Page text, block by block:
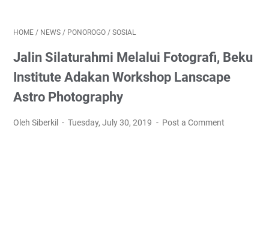
HOME / NEWS / PONOROGO / SOSIAL
Jalin Silaturahmi Melalui Fotografi, Beku
Institute Adakan Workshop Lanscape
Astro Photography
Oleh Siberkil Tuesday, July 30, 2019 Post a Comment